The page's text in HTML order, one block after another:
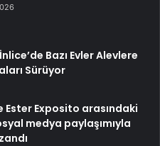
Bazı Evler Alevlere
Sürüyor
Ester Exposito arasındaki
medya paylaşımıyla